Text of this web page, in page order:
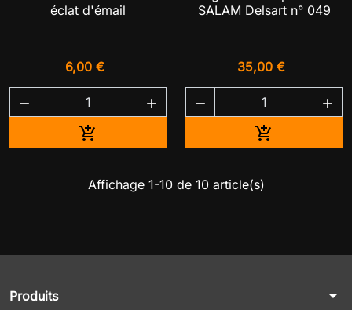
éclat d'émail
6,00 €
 

SALAM Delsart n° 049
35,00 €
 

Affichage 1-10 de 10 article(s)
Produits arrow_drop_down